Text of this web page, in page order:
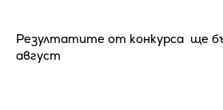
Резултатите от конкурса ще
август